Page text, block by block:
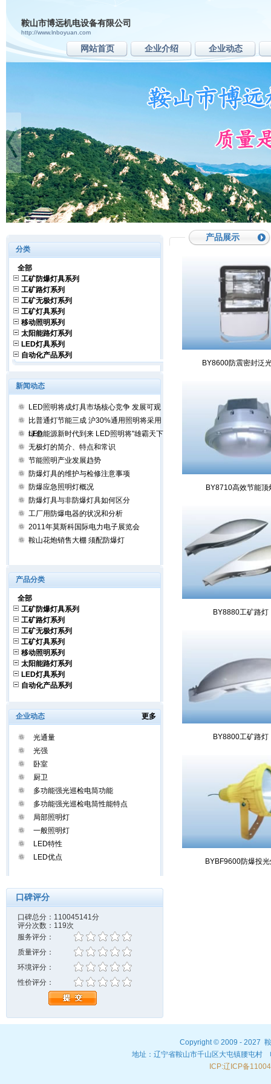
鞍山市博远机电设备有限公司
http://www.lnboyuan.com
网站首页 企业介绍 企业动态
分类
全部
工矿防爆灯具系列
工矿路灯系列
工矿无极灯系列
工矿灯具系列
移动照明系列
太阳能路灯系列
LED灯具系列
自动化产品系列
新闻动态
LED照明将成灯具市场核心竞争 发展可观
比普通灯节能三成 沪30%通用照明将采用
LED
绿色能源新时代到来 LED照明将"雄霸天下"
无极灯的简介、特点和常识
节能照明产业发展趋势
防爆灯具的维护与检修注意事项
防爆应急照明灯概况
防爆灯具与非防爆灯具如何区分
工厂用防爆电器的状况和分析
2011年莫斯科国际电力电子展览会
鞍山花炮销售大棚 须配防爆灯
产品分类
全部
工矿防爆灯具系列
工矿路灯系列
工矿无极灯系列
工矿灯具系列
移动照明系列
太阳能路灯系列
LED灯具系列
自动化产品系列
更多
企业动态
光通量
光强
卧室
厨卫
多功能强光巡检电筒功能
多功能强光巡检电筒性能特点
局部照明灯
一般照明灯
LED特性
LED优点
口碑评分
口碑总分：110045141分
评分次数：119次
服务评分：
质量评分：
环境评分：
性价评分：
产品展示
BY8600防震密封泛
BY8710高效节能顶
BY8880工矿路灯
BY8800工矿路灯
BYBF9600防爆投
Copyright © 2009 - 2027
地址：辽宁省鞍山市千山区大屯镇腰屯
ICP:辽ICP备